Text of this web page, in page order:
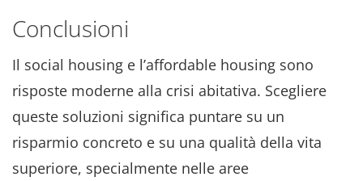
Conclusioni
Il social housing e l’affordable housing sono
risposte moderne alla crisi abitativa. Scegliere
queste soluzioni significa puntare su un
risparmio concreto e su una qualità della vita
superiore, specialmente nelle aree